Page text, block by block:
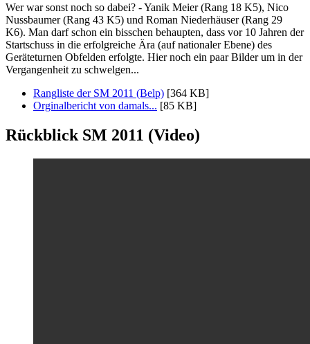
Wer war sonst noch so dabei? - Yanik Meier (Rang 18 K5), Nico
Nussbaumer (Rang 43 K5) und Roman Niederhäuser (Rang 29
K6). Man darf schon ein bisschen behaupten, dass vor 10 Jahren der
Startschuss in die erfolgreiche Ära (auf nationaler Ebene) des
Geräteturnen Obfelden erfolgte. Hier noch ein paar Bilder um in der
Vergangenheit zu schwelgen...
Rangliste der SM 2011 (Belp) [364 KB]
Orginalbericht von damals... [85 KB]
Rückblick SM 2011 (Video)